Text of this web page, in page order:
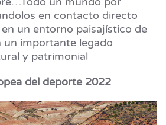
en contacto directo
un entorno paisajístico de
un importante legado
y patrimonial
del deporte 2022